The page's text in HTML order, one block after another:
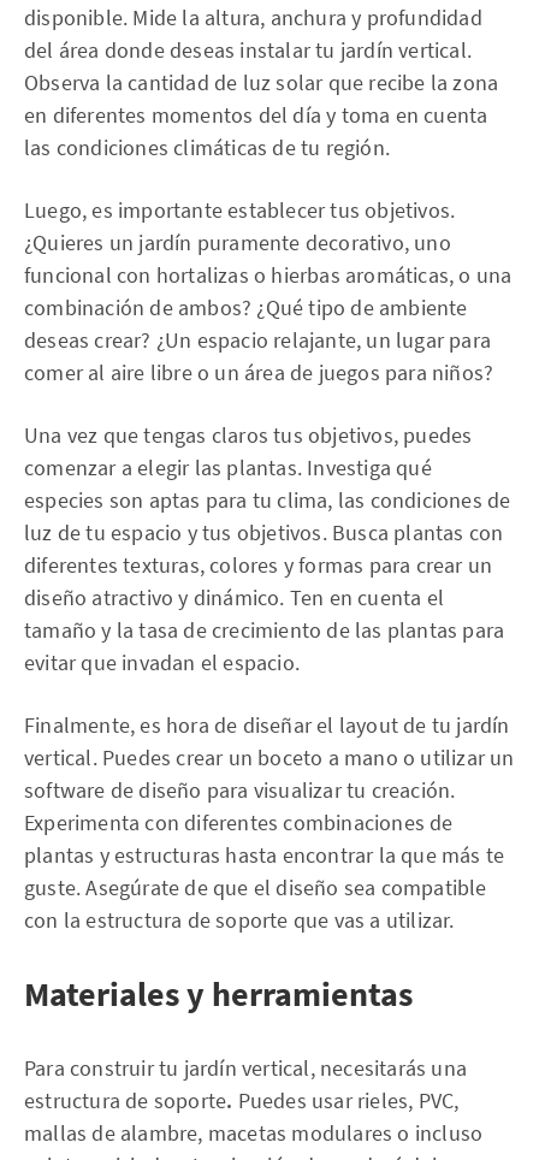
disponible. Mide la altura, anchura y profundidad
del área donde deseas instalar tu jardín vertical.
Observa la cantidad de luz solar que recibe la zona
en diferentes momentos del día y toma en cuenta
las condiciones climáticas de tu región.
Luego, es importante establecer tus objetivos.
¿Quieres un jardín puramente decorativo, uno
funcional con hortalizas o hierbas aromáticas, o una
combinación de ambos? ¿Qué tipo de ambiente
deseas crear? ¿Un espacio relajante, un lugar para
comer al aire libre o un área de juegos para niños?
Una vez que tengas claros tus objetivos, puedes
comenzar a elegir las plantas. Investiga qué
especies son aptas para tu clima, las condiciones de
luz de tu espacio y tus objetivos. Busca plantas con
diferentes texturas, colores y formas para crear un
diseño atractivo y dinámico. Ten en cuenta el
tamaño y la tasa de crecimiento de las plantas para
evitar que invadan el espacio.
Finalmente, es hora de diseñar el layout de tu jardín
vertical. Puedes crear un boceto a mano o utilizar un
software de diseño para visualizar tu creación.
Experimenta con diferentes combinaciones de
plantas y estructuras hasta encontrar la que más te
guste. Asegúrate de que el diseño sea compatible
con la estructura de soporte que vas a utilizar.
Materiales y herramientas
Para construir tu jardín vertical, necesitarás una
estructura de soporte. Puedes usar rieles, PVC,
mallas de alambre, macetas modulares o incluso